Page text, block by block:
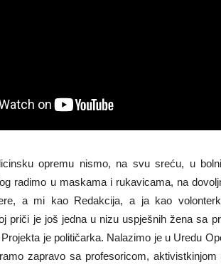
opremu nismo, na svu sreću, u
radimo u maskama i rukavicama, na
a mi kao Redakcija, a ja kao
priči je još jedna u nizu uspješnih žena sa
je političarka. Nalazimo je u Uredu
zapravo sa profesoricom,